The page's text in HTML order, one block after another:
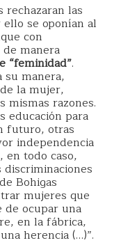
rechazaran las
se oponían al
con
manera
“feminidad”.
su manera,
la mujer,
mismas razones.
educación para
futuro, otras
independencia
en todo caso,
discriminaciones
Bohigas
mujeres que
de ocupar una
en la fábrica,
herencia (…)”.